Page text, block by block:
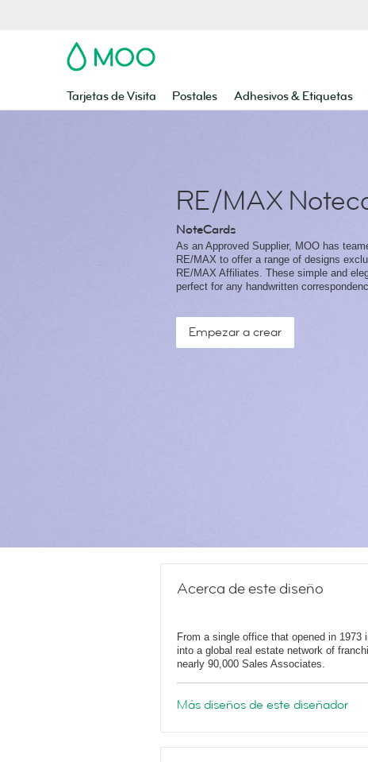
MOO
Tarjetas de Visita Postales Adhesivos & Etiquetas
RE/MAX
NoteCards
As an Approved Supplier, MOO has
RE/MAX to offer a range of designs
RE/MAX Affiliates. These simple and
perfect for any handwritten
Empezar a crear
Acerca de este diseño
From a single office that opened in
into a global real estate network of
nearly 90,000 Sales Associates.
Más diseños de este diseñador